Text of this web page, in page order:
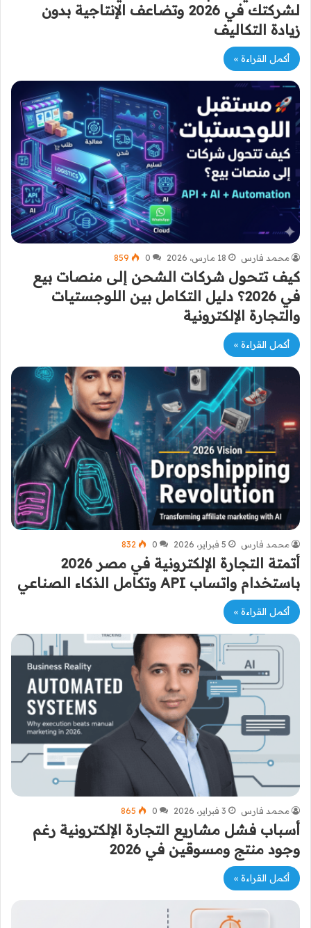
لشركتك في 2026 وتضاعف الإنتاجية بدون
زيادة التكاليف
أكمل القراءة »
محمد فارس 18 مارس، 2026 0
859
كيف تتحول شركات الشحن إلى منصات بيع
في 2026؟ دليل التكامل بين اللوجستيات
والتجارة الإلكترونية
أكمل القراءة »
محمد فارس 5 فبراير، 2026 0
832
أتمتة التجارة الإلكترونية في مصر 2026
باستخدام واتساب API وتكامل الذكاء الصناعي
أكمل القراءة »
محمد فارس 3 فبراير، 2026 0
865
أسباب فشل مشاريع التجارة الإلكترونية رغم
وجود منتج ومسوقين في 2026
أكمل القراءة »